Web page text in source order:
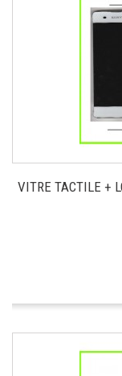
VITRE TACTILE +